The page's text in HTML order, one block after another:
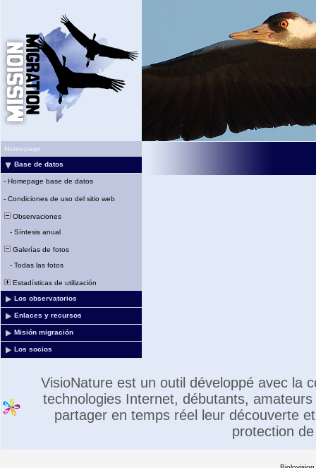
Homepage
Base de datos
- Homepage base de datos
- Condiciones de uso del sitio web
Observaciones
- Síntesis anual
Galerías de fotos
- Todas las fotos
Estadísticas de utilización
Los observatorios
Enlaces y recursos
Misión migración
Los socios
VisioNature est un outil développé avec la
technologies Internet, débutants,
partager en temps réel leur découverte
protection